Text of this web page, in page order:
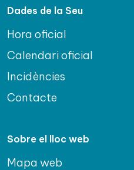
Dades de la Seu
Hora oficial
Calendari oficial
Incidències
Contacte
Sobre el lloc web
Mapa web